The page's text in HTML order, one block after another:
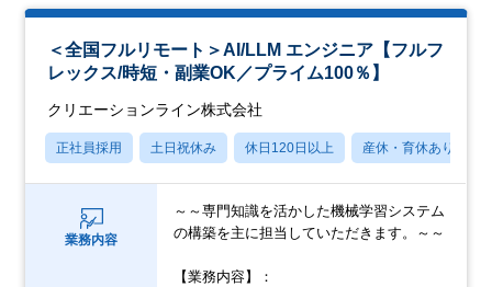
＜全国フルリモート＞AI/LLM エンジニア【フルフ
レックス/時短・副業OK／プライム100％】
クリエーションライン株式会社
正社員採用 土日祝休み 休日120日以上 産休・育休あり
業務内容
～～専門知識を活かした機械学習システム
の構築を主に担当していただきます。～～
【業務内容】：